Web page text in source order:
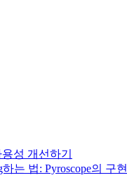
성 개선하기
는 법: Pyroscope의 구